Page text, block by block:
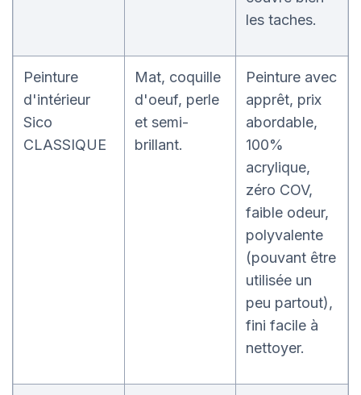
les taches.
Peinture
d'intérieur
Sico
CLASSIQUE
Mat, coquille
d'oeuf, perle
et semi-
brillant.
Peinture avec
apprêt, prix
abordable,
100%
acrylique,
zéro COV,
faible odeur,
polyvalente
(pouvant être
utilisée un
peu partout),
fini facile à
nettoyer.